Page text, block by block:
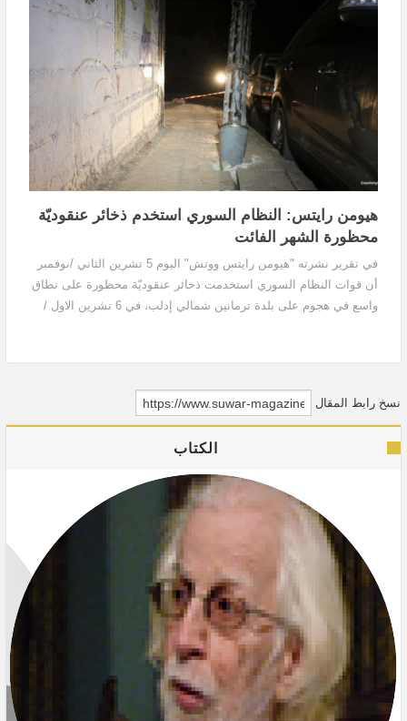
هيومن رايتس: النظام السوري استخدم ذخائر عنقوديّة
محظورة الشهر الفائت
في تقرير نشرته "هيومن رايتس ووتش" اليوم 5 تشرين الثاني /نوفمبر
أن قوات النظام السوري استخدمت ذخائر عنقوديّة محظورة على نطاق
واسع في هجوم على بلدة ترمانين شمالي إدلب، في 6 تشرين الاول /
نسخ رابط المقال
الكتاب